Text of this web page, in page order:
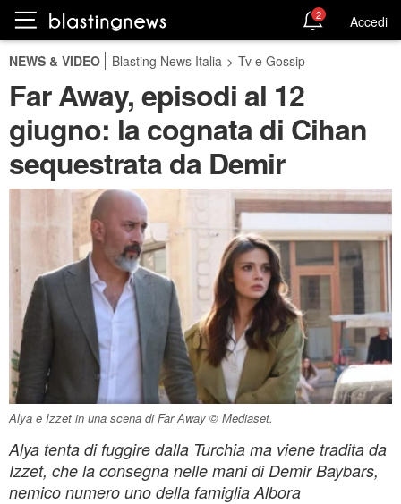
2 Accedi
NEWS & VIDEO Blasting News Italia > Tv e Gossip
Far Away, episodi al 12
giugno: la cognata di Cihan
sequestrata da Demir
Alya e Izzet in una scena di Far Away © Mediaset.
Alya tenta di fuggire dalla Turchia ma viene tradita da
Izzet, che la consegna nelle mani di Demir Baybars,
nemico numero uno della famiglia Albora